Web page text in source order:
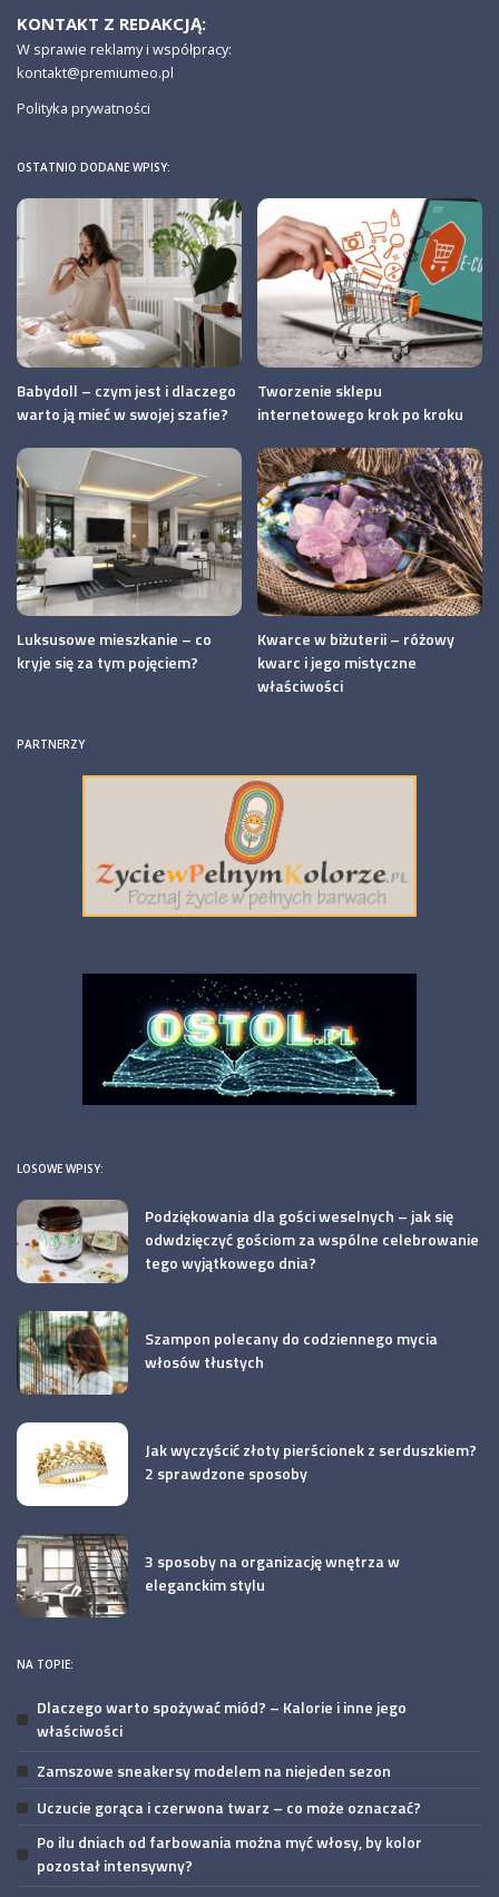
KONTAKT Z REDAKCJĄ:
W sprawie reklamy i współpracy:
kontakt@premiumeo.pl
Polityka prywatności
OSTATNIO DODANE WPISY:
Babydoll – czym jest i dlaczego
warto ją mieć w swojej szafie?
Tworzenie sklepu
internetowego krok po kroku
Luksusowe mieszkanie – co
kryje się za tym pojęciem?
Kwarce w biżuterii – różowy
kwarc i jego mistyczne
właściwości
PARTNERZY
LOSOWE WPISY:
Podziękowania dla gości weselnych – jak się
odwdzięczyć gościom za wspólne celebrowanie
tego wyjątkowego dnia?
Szampon polecany do codziennego mycia
włosów tłustych
Jak wyczyścić złoty pierścionek z serduszkiem?
2 sprawdzone sposoby
3 sposoby na organizację wnętrza w
eleganckim stylu
NA TOPIE:
Dlaczego warto spożywać miód? – Kalorie i inne jego
właściwości
Zamszowe sneakersy modelem na niejeden sezon
Uczucie gorąca i czerwona twarz – co może oznaczać?
Po ilu dniach od farbowania można myć włosy, by kolor
pozostał intensywny?